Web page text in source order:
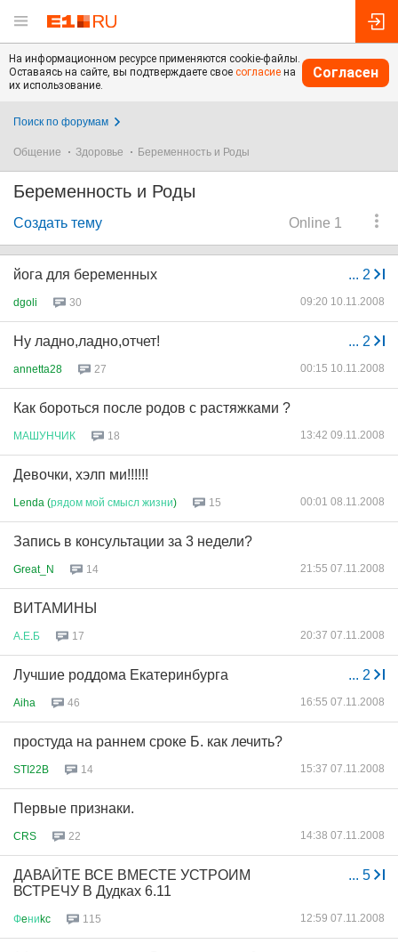
На информационном ресурсе применяются cookie-файлы.
Оставаясь на сайте, вы подтверждаете свое согласие на
их использование.
Согласен
Поиск по форумам
Общение Здоровье Беременность и Роды
Беременность и Роды
Online 1
Создать тему
... 2
йога для беременных
dgoli 30 09:20 10.11.2008
... 2
Ну ладно,ладно,отчет!
annetta28 27 00:15 10.11.2008
Как бороться после родов с растяжками ?
МАШУНЧИК 18 13:42 09.11.2008
Девочки, хэлп ми!!!!!!
Lenda (рядом мой смысл жизни) 15 00:01 08.11.2008
Запись в консультации за 3 недели?
Great_N 14 21:55 07.11.2008
ВИТАМИНЫ
А Е Б 17 20:37 07.11.2008
... 2
Лучшие роддома Екатеринбурга
Aiha 46 16:55 07.11.2008
простуда на раннем сроке Б. как лечить?
STI22B 14 15:37 07.11.2008
Первые признаки.
CRS 22 14:38 07.11.2008
... 5
ДАВАЙТЕ ВСЕ ВМЕСТЕ УСТРОИМ
ВСТРЕЧУ В Дудках 6.11
Фeниkc 115 12:59 07.11.2008